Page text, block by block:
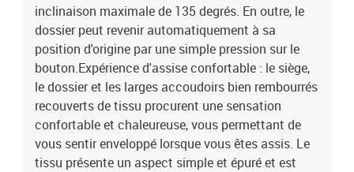
inclinaison maximale de 135 degrés. En outre, le
dossier peut revenir automatiquement à sa
position d'origine par une simple pression sur le
bouton.Expérience d'assise confortable : le siège,
le dossier et les larges accoudoirs bien rembourrés
recouverts de tissu procurent une sensation
confortable et chaleureuse, vous permettant de
vous sentir enveloppé lorsque vous êtes assis. Le
tissu présente un aspect simple et épuré et est